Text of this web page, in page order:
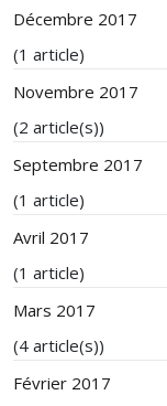
Décembre 2017
(1 article)
Novembre 2017
(2 article(s))
Septembre 2017
(1 article)
Avril 2017
(1 article)
Mars 2017
(4 article(s))
Février 2017